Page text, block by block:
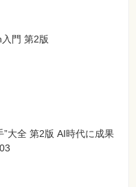
門 第2版
”大全 第2版 AI時代に成果